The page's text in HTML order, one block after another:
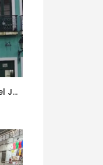
Cenário de clipe icônico de Michael Jackson, casarão azul no centro do Pelourinho enfrenta ordem de desocupação